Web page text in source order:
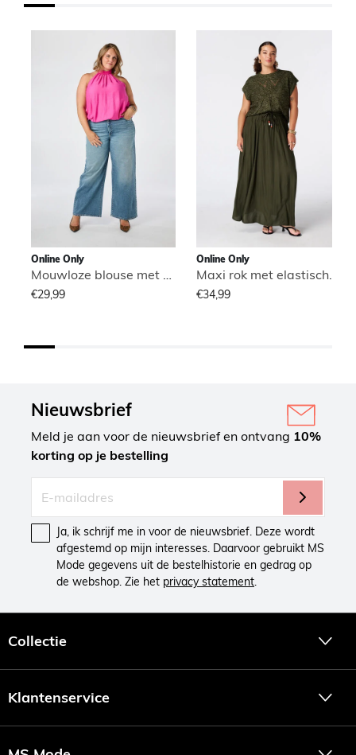
Online Only
Mouwloze blouse met hoge hals
€29,99
Online Only
Maxi rok met elastische taille
€34,99
Nieuwsbrief
Meld je aan voor de nieuwsbrief en ontvang 10%
korting op je bestelling
Ja, ik schrijf me in voor de nieuwsbrief. Deze wordt
afgestemd op mijn interesses. Daarvoor gebruikt MS
Mode gegevens uit de bestelhistorie en gedrag op
de webshop. Zie het privacy statement.
Collectie
Klantenservice